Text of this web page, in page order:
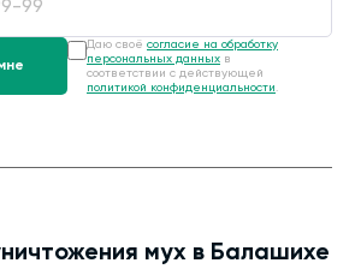
Даю своё согласие на обработку
персональных данных в
соответствии с действующей
политикой конфиденциальности .
мух в Балашихе